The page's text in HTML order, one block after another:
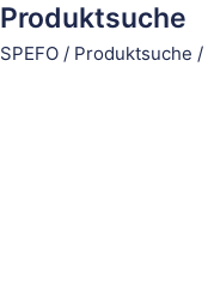
Produktsuche
SPEFO / Produktsuche /